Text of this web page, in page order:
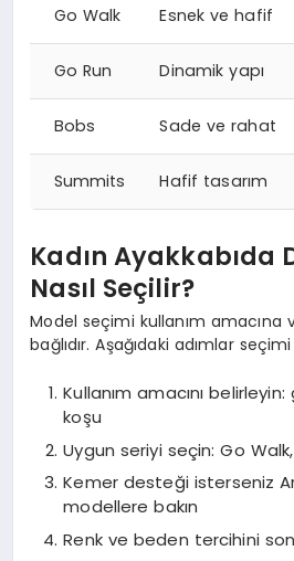
Go Walk Esnek ve hafif
Go Run Dinamik yapı
Bobs Sade ve rahat
Summits Hafif tasarım
Kadın Ayakkabıda
Nasıl Seçilir?
Model seçimi kullanım amacına
bağlıdır. Aşağıdaki adımlar seçimi
Kullanım amacını
koşu
Uygun seriyi seçin: Go
Kemer desteği isterseniz
modellere bakın
Renk ve beden tercihini